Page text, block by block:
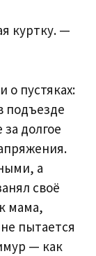
куртку. —
о пустяках:
подъезде
долгое
а
своё
мама,
пытается
— как